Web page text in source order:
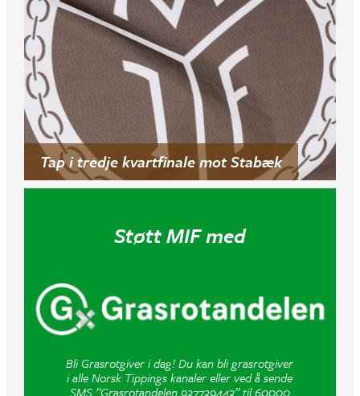
Tap i tredje kvartfinale mot Stabæk
Støtt MIF med
Bli Grasrotgiver i dag! Du kan bli grasrotgiver
i alle Norsk Tippings kanaler eller ved å sende
SMS ”Grasrotandelen 937739443” til 60000